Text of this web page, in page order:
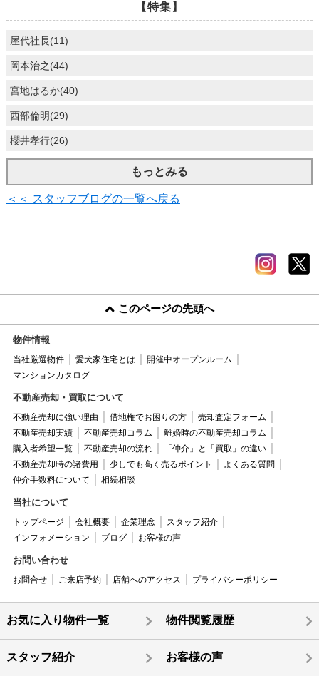
【特集】
屋代社長(11)
岡本治之(44)
宮地はるか(40)
西部倫明(29)
櫻井孝行(26)
もっとみる
＜＜ スタッフブログの一覧へ戻る
このページの先頭へ
物件情報
当社厳選物件 愛犬家住宅とは
開催中オープンルーム
マンションカタログ
不動産売却・買取について
不動産売却に強い理由 借地権でお困りの方
売却査定フォーム
不動産売却実績
不動産売却コラム
離婚時の不動産売却コラム
購入者希望一覧
不動産売却の流れ
「仲介」と「買取」の違い
不動産売却時の諸費用
少しでも高く売るポイント
よくある質問
仲介手数料について
相続相談
当社について
トップページ 会社概要 企業理念
スタッフ紹介
インフォメーション
ブログ お客様の声
お問い合わせ
お問合せ ご来店予約 店舗へのアクセス プライバシーポリシー
お気に入り物件一覧 物件閲覧履歴
スタッフ紹介 お客様の声